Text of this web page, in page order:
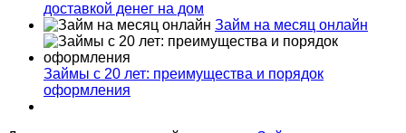
доставкой денег на дом
Займ на месяц онлайн
Займы с 20 лет: преимущества и порядок
оформления